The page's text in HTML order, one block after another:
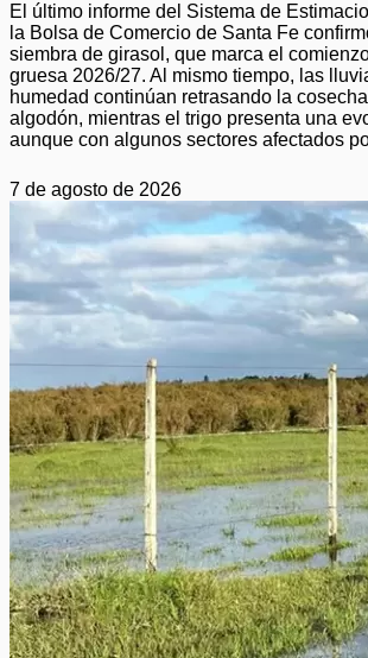
El último informe del Sistema de
la Bolsa de Comercio de Santa Fe
siembra de girasol, que marca el
gruesa 2026/27. Al mismo tiempo, las
humedad continúan retrasando la
algodón, mientras el trigo presenta una
aunque con algunos sectores afectados
7 de agosto de 2026